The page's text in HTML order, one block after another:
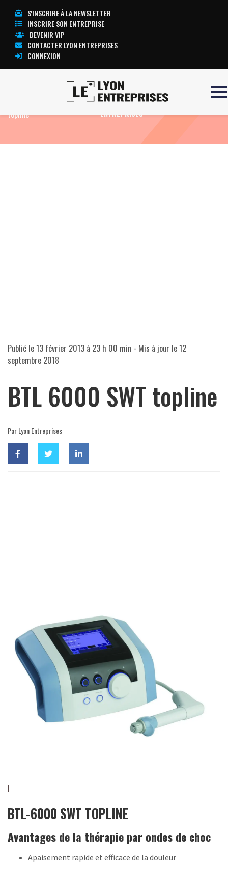
S'INSCRIRE À LA NEWSLETTER
INSCRIRE SON ENTREPRISE
DEVENIR VIP
CONTACTER LYON ENTREPRISES
CONNEXION
BTL 6000 SWT
topline
TOUTE L’ACTUALITÉ LYON
ENTREPRISES
Publié le13 février 2013 à 23 h 00 min - Mis à jour le12
septembre 2018
BTL 6000 SWT topline
Par Lyon Entreprises
BTL-6000 SWT TOPLINE
Avantages de la thérapie par ondes de choc
Apaisement rapide et efficace de la douleur